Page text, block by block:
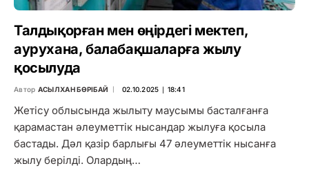
Талдықорған мен өңірдегі мектеп,
аурухана, балабақшаларға жылу
қосылуда
Автор АСЫЛХАН БӨРІБАЙ 02.10.2025 ∣ 18:41
Жетісу облысында жылыту маусымы басталғанға
қарамастан әлеуметтік нысандар жылуға қосыла
бастады. Дәл қазір барлығы 47 әлеуметтік нысанға
жылу берілді. Олардың…